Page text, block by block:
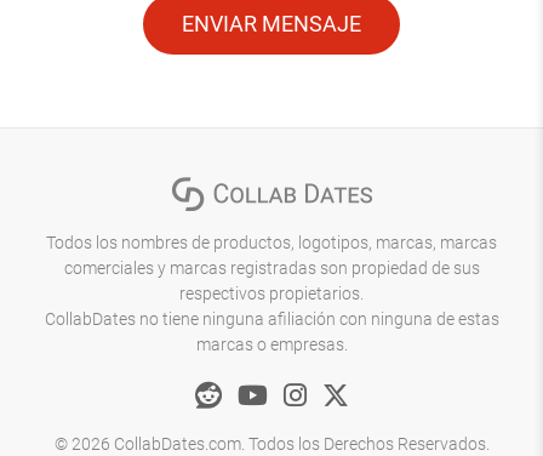
ENVIAR MENSAJE
Todos los nombres de productos, logotipos, marcas, marcas
comerciales y marcas registradas son propiedad de sus
respectivos propietarios.
CollabDates no tiene ninguna afiliación con ninguna de estas
marcas o empresas.
© 2026 CollabDates.com. Todos los Derechos Reservados.